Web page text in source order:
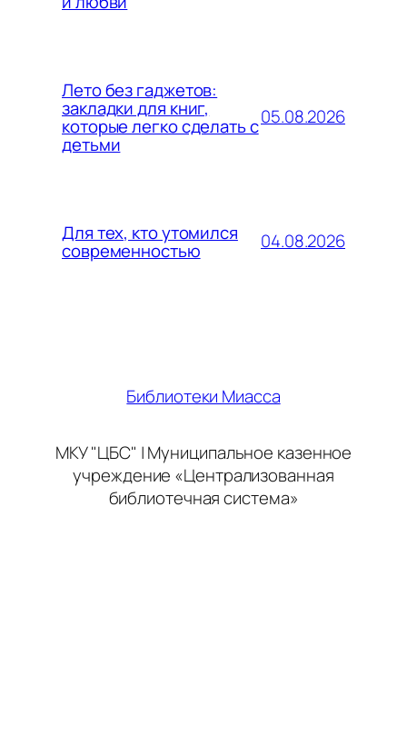
Лето без гаджетов:
закладки для книг,
которые легко сделать с
детьми
05.08.2026
Для тех, кто утомился
современностью 04.08.2026
Библиотеки Миасса
МКУ "ЦБС" | Муниципальное казенное
учреждение «Централизованная
библиотечная система»